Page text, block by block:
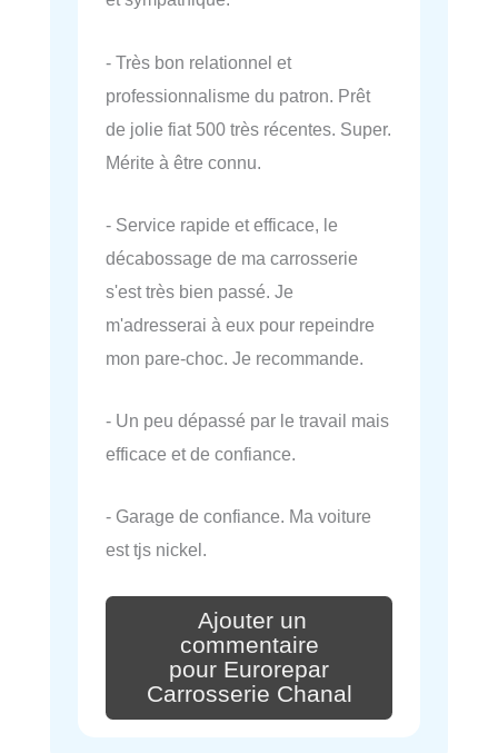
- Très bon relationnel et
professionnalisme du patron. Prêt
de jolie fiat 500 très récentes. Super.
Mérite à être connu.
- Service rapide et efficace, le
décabossage de ma carrosserie
s'est très bien passé. Je
m'adresserai à eux pour repeindre
mon pare-choc. Je recommande.
- Un peu dépassé par le travail mais
efficace et de confiance.
- Garage de confiance. Ma voiture
est tjs nickel.
Ajouter un
commentaire
pour Eurorepar
Carrosserie Chanal